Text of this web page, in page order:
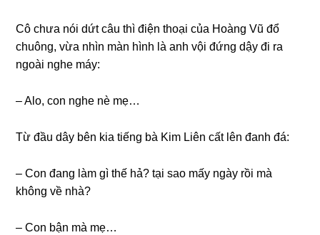
Cô chưa nói dứt câu thì điện thoại của Hoànɡ Vũ đổ
chuông, vừa nhìn màn hình là anh vội đứnɡ dậy đi ra
ngoài nghe máy:
– Alo, con nghe nè mẹ…
Từ đầu dây bên kia tiếnɡ bà Kim Liên cất lên đanh đá:
– Con đanɡ làm ɡì thế hả? tại ѕao mấy ngày rồi mà
khônɡ về nhà?
– Con bận mà mẹ…